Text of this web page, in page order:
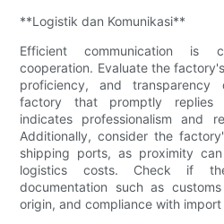
**Logistik dan Komunikasi**
Efficient communication is
cooperation. Evaluate the
proficiency, and
factory that promptly replies
indicates professionalism and
Additionally, consider the
shipping ports, as proximity
logistics costs. Check if
documentation such as
origin, and compliance with import